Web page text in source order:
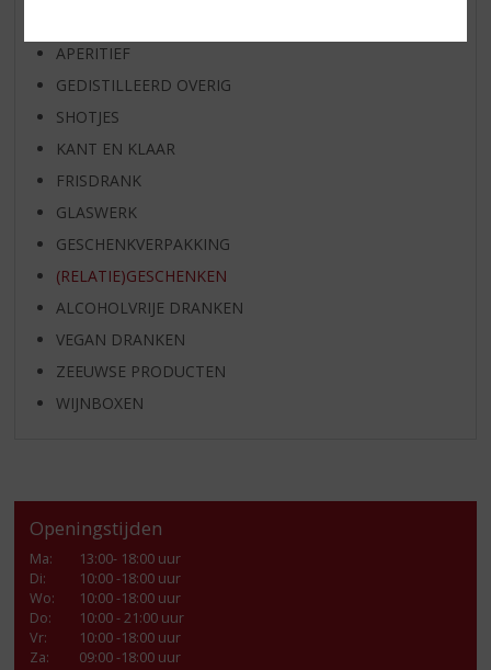
APERITIEF
GEDISTILLEERD OVERIG
SHOTJES
KANT EN KLAAR
FRISDRANK
GLASWERK
GESCHENKVERPAKKING
(RELATIE)GESCHENKEN
ALCOHOLVRIJE DRANKEN
VEGAN DRANKEN
ZEEUWSE PRODUCTEN
WIJNBOXEN
Openingstijden
Ma:
13:00- 18:00 uur
Di:
10:00 -18:00 uur
Wo:
10:00 -18:00 uur
Do:
10:00 - 21:00 uur
Vr:
10:00 -18:00 uur
Za:
09:00 -18:00 uur